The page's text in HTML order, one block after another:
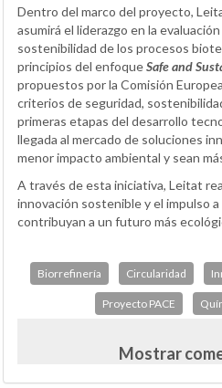
Dentro del marco del proyecto,
asumirá el liderazgo en la
sostenibilidad de los procesos
principios del enfoqueSafe and
propuestos por la Comisión
criterios de seguridad,
primeras etapas del desarrollo
llegada al mercado de soluciones
menor impacto ambiental y sean
A través de esta iniciativa, Leitat
innovación sostenible y el impulso
contribuyan a un futuro más
Biorrefinería Circularidad
Proyecto PACE
Mostrar